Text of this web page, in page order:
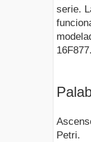
serie.
16F877.
Petri.